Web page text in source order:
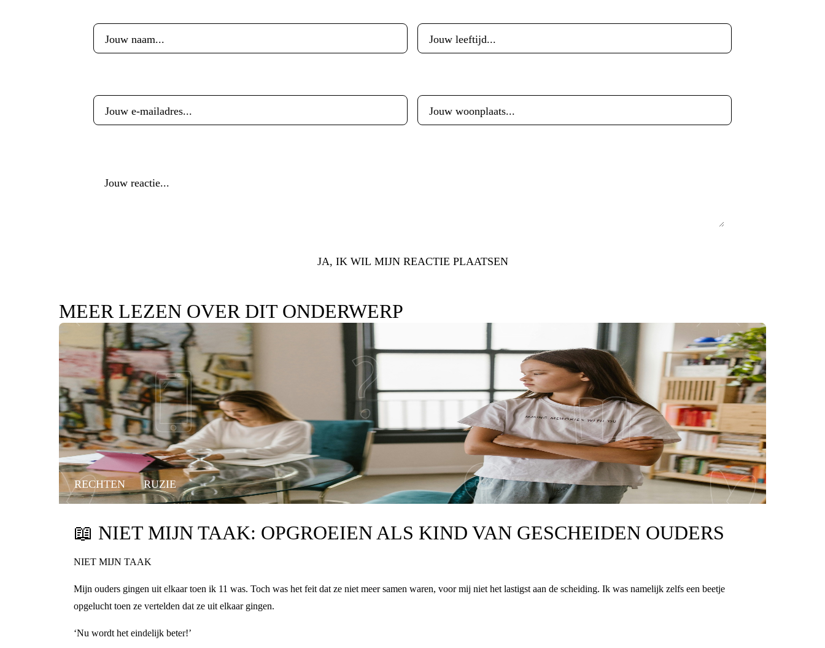
JA, IK WIL MIJN REACTIE PLAATSEN
MEER LEZEN OVER DIT ONDERWERP
RECHTEN RUZIE
📖 NIET MIJN TAAK: OPGROEIEN ALS KIND VAN GESCHEIDEN OUDERS
NIET MIJN TAAK
Mijn ouders gingen uit elkaar toen ik 11 was. Toch was het feit dat ze niet meer samen waren, voor mij niet het lastigst aan de scheiding. Ik was namelijk zelfs een beetje
opgelucht toen ze vertelden dat ze uit elkaar gingen.
‘Nu wordt het eindelijk beter!’